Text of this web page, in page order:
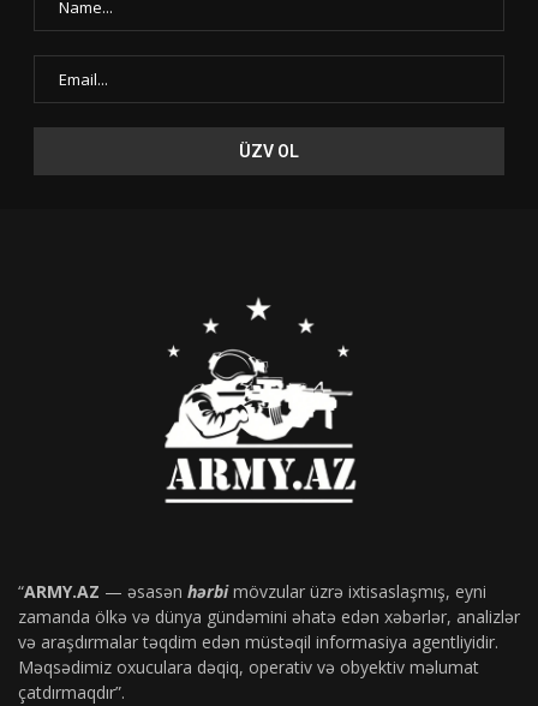
“ARMY.AZ — əsasən hərbimövzular üzrə ixtisaslaşmış, eyni
zamanda ölkə və dünya gündəmini əhatə edən xəbərlər, analizlər
və araşdırmalar təqdim edən müstəqil informasiya agentliyidir.
Məqsədimiz oxuculara dəqiq, operativ və obyektiv məlumat
çatdırmaqdır”.